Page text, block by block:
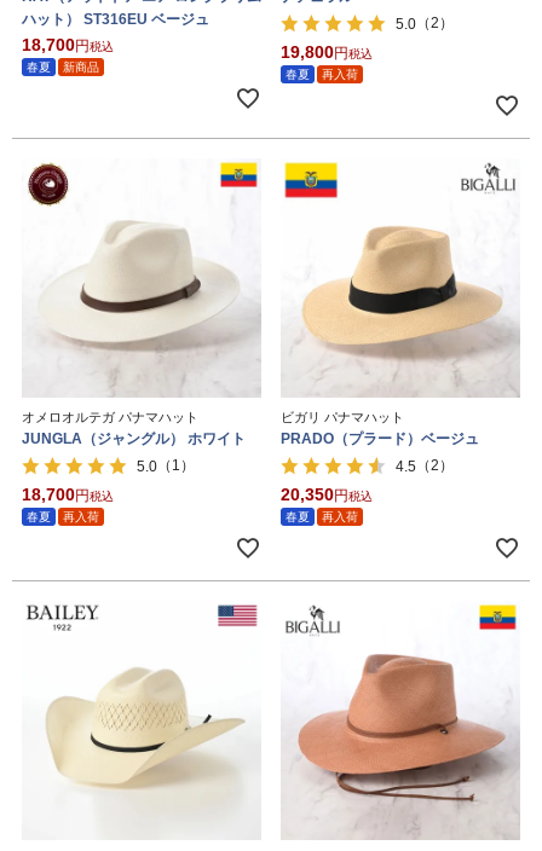
ハット） ST316EU ベージュ
18,700
税込
春夏
新商品
5.0 （2）
19,800
税込
春夏
再入荷
オメロオルテガ パナマハット
JUNGLA（ジャングル） ホワイト
5.0 （1）
18,700
税込
春夏
再入荷
ビガリ パナマハット
PRADO（プラード）ベージュ
4.5 （2）
20,350
税込
春夏
再入荷